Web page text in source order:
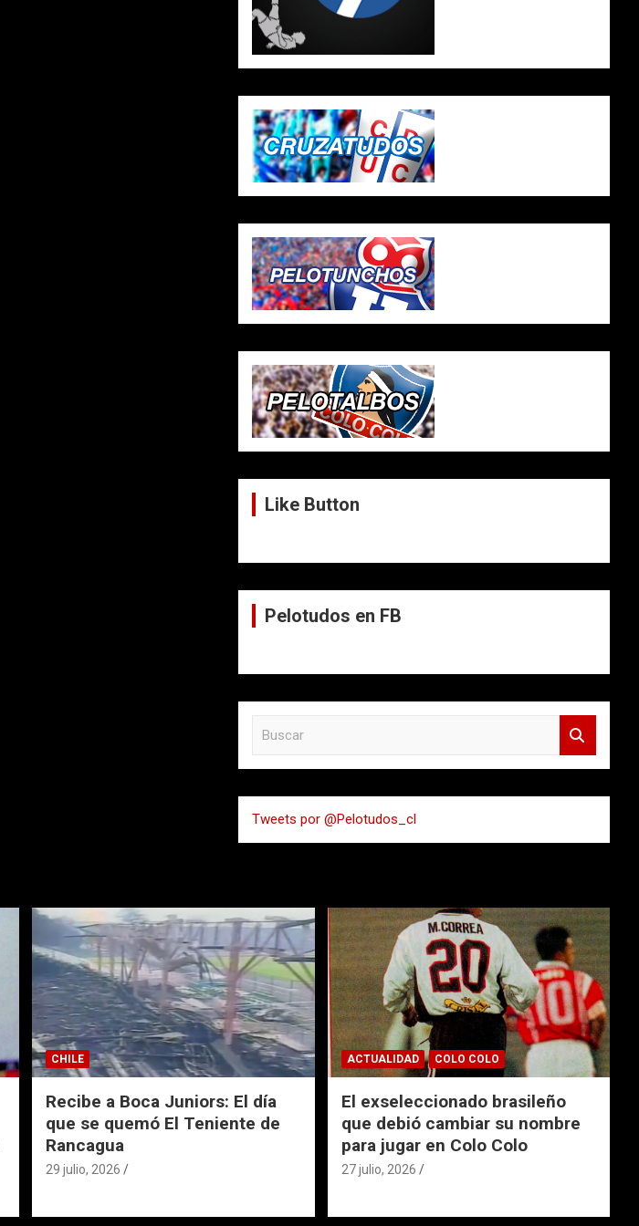
Like Button
Pelotudos en FB
a
r
Tweets por @Pelotudos_cl
CHILE
Recibe a Boca Juniors: El día
que se quemó El Teniente de
Rancagua
29 julio, 2026
ACTUALIDAD COLO COLO
El exseleccionado brasileño
que debió cambiar su nombre
para jugar en Colo Colo
27 julio, 2026